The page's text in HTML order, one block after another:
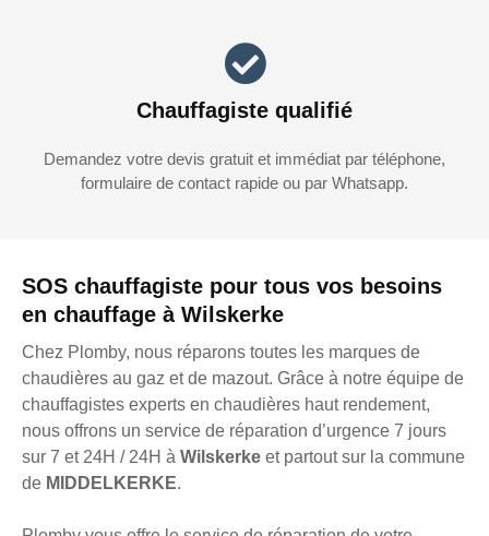
SOS chauffagiste pour tous vos besoins
en chauffage à Wilskerke
Chez Plomby, nous réparons toutes les marques de
chaudières au gaz et de mazout. Grâce à notre équipe de
chauffagistes experts en chaudières haut rendement,
nous offrons un service de réparation d’urgence 7 jours
sur 7 et 24H / 24H à Wilskerke et partout sur la commune
de MIDDELKERKE.
Chauffagiste qualifié
Demandez votre devis gratuit et immédiat par téléphone,
formulaire de contact rapide ou par Whatsapp.